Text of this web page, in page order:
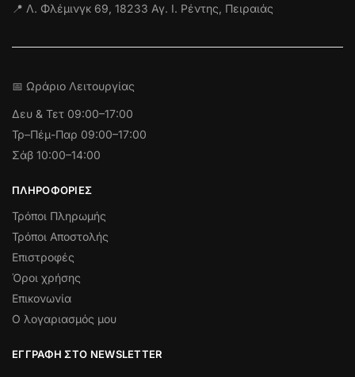
📍 Λ. Φλέμινγκ 69, 18233 Αγ. Ι. Ρέντης, Πειραιάς
📅 Ωράριο Λειτουργίας
Δευ & Τετ 09:00–17:00
Τρ–Πέμ-Παρ 09:00–17:00
Σάβ 10:00–14:00
ΠΛΗΡΟΦΟΡΊΕΣ
Τρόποι Πληρωμής
Τρόποι Αποστολής
Επιστροφές
Όροι χρήσης
Επικονωνία
Ο λογαριασμός μου
ΕΓΓΡΑΦΉ ΣΤΟ NEWSLETTER